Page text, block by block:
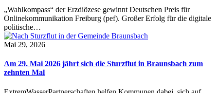
„Wahlkompass“ der Erzdiözese gewinnt Deutschen Preis für
Onlinekommunikation Freiburg (pef). Großer Erfolg für die digitale
politische…
Mai 29, 2026
Am 29. Mai 2026 jährt sich die Sturzflut in Braunsbach zum
zehnten Mal